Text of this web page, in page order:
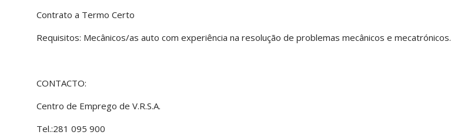
Contrato a Termo Certo
Requisitos: Mecânicos/as auto com experiência na resolução de problemas mecânicos e mecatrónicos.
CONTACTO:
Centro de Emprego de V.R.S.A.
Tel.:281 095 900